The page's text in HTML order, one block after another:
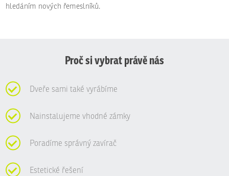
hledáním nových řemeslníků.
Proč si vybrat právě nás
Dveře sami také vyrábíme
Nainstalujeme vhodné zámky
Poradíme správný zavírač
Estetické řešení